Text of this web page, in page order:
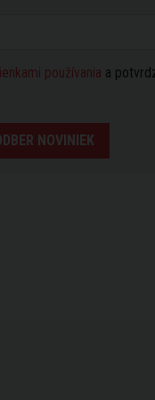
používania a
NOVINIEK